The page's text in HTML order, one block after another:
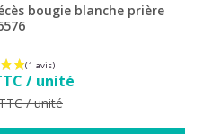
bougie blanche prière
Prix/ unité
base/ unité